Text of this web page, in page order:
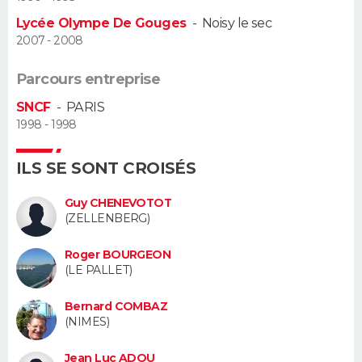
Alimentation
Guide de la santé
Maladies
Médicaments
Sommeil
VOYAGE
PHOTO
GUIDES D'ACHAT
BONS PLANS
Carte de Noël
Carte Bonne année
Carte Saint-Valentin
Carte Pâques
Carte d'anniversaire
DICTIONNAIRE
Dictionnaire
Biographies
Citations
Expressions
Proverbes
PROGRAMME TV
COPAINS D'AVANT
S'inscrire
Se connecter
Lycées
Collèges
Primaires
Universités
Entreprises
Service militaire
Avis de recherche
AVIS DE DÉCÈS
Lycée Olympe De Gouges- Noisy le sec
2007 - 2008
Parcours entreprise
SNCF- PARIS
1998 - 1998
ILS SE SONT CROISÉS
Guy CHENEVOTOT
(ZELLENBERG)
Roger BOURGEON
(LE PALLET)
Bernard COMBAZ
(NIMES)
Jean Luc ADOU